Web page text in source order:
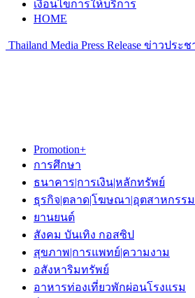
เงื่อนไขการให้บริการ
HOME
Thailand Media Press Release ข่าว
Promotion+
การศึกษา
ธนาคาร|การเงิน|หลักทรัพย์
ธุรกิจ|ตลาด|โฆษณา|อุตสาหกรรม
ยานยนต์
สังคม บันเทิง กอสซิป
สุขภาพ|การแพทย์|ความงาม
อสังหาริมทรัพย์
อาหารท่องเที่ยวพักผ่อนโรงแรม